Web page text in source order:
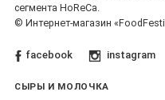
сегмента HoReCa.
© Интернет-магазин
facebook instagram
СЫРЫ И МОЛОЧКА